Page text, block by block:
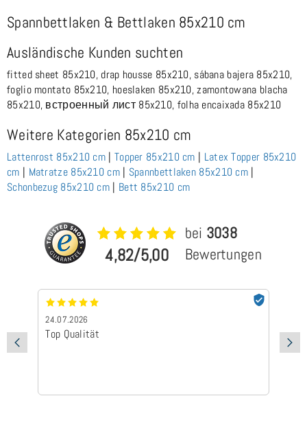
Spannbettlaken & Bettlaken 85x210 cm
Ausländische Kunden suchten
fitted sheet 85x210, drap housse 85x210, sábana bajera 85x210,
foglio montato 85x210, hoeslaken 85x210, zamontowana blacha
85x210, встроенный лист 85x210, folha encaixada 85x210
Weitere Kategorien 85x210 cm
Lattenrost 85x210 cm | Topper 85x210 cm | Latex Topper 85x210
cm | Matratze 85x210 cm| Spannbettlaken 85x210 cm |
Schonbezug 85x210 cm | Bett 85x210 cm
4,82/5,00
bei 3038
Bewertungen
24.07.2026
Top Qualität